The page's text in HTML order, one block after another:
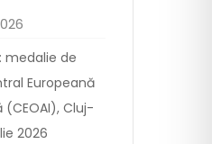
medalie de
Europeană
Cluj-
2026